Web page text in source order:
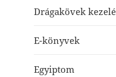
Drágakövek
E-könyvek
Egyiptom